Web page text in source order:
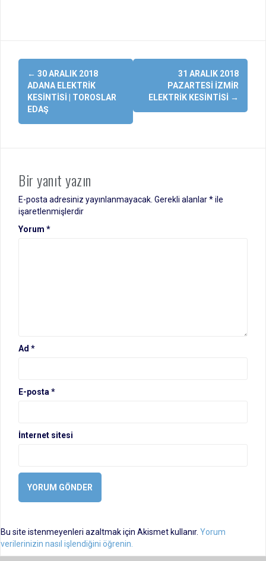
Yazı
dolaşımı
← 30 ARALIK 2018
ADANA ELEKTRIK
KESINTISI | TOROSLAR
EDAŞ
31 ARALIK 2018
PAZARTESI İZMIR
ELEKTRIK KESINTISI →
Bir yanıt yazın
E-posta adresiniz yayınlanmayacak. Gerekli alanlar*ile
işaretlenmişlerdir
Yorum *
Ad *
E-posta *
İnternet sitesi
Bu site istenmeyenleri azaltmak için Akismet kullanır. Yorum
verilerinizin nasıl işlendiğini öğrenin.